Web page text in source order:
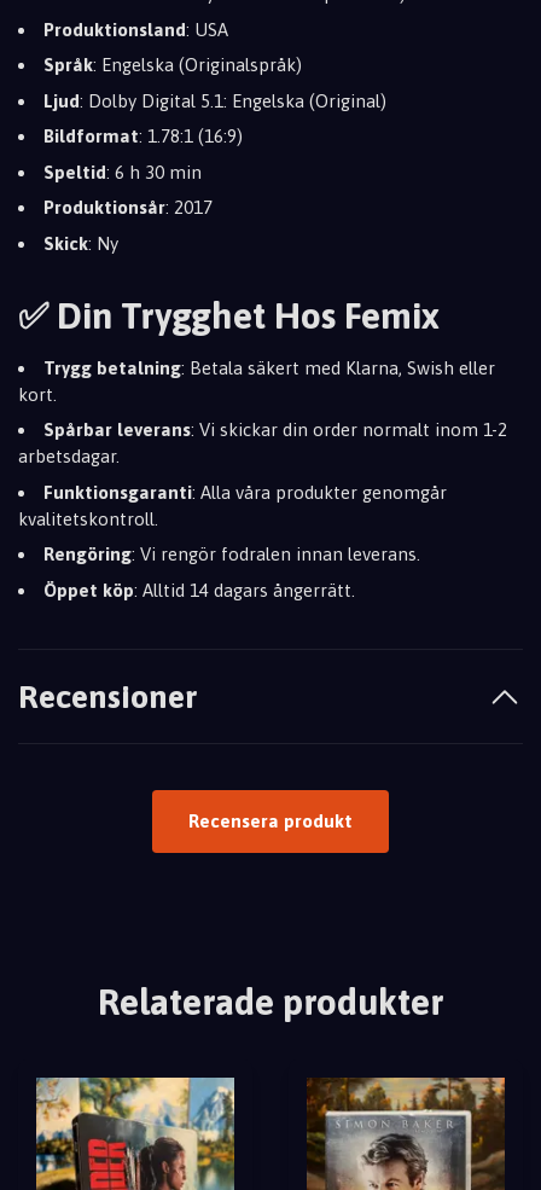
Produktionsland: USA
Språk: Engelska (Originalspråk)
Ljud: Dolby Digital 5.1: Engelska (Original)
Bildformat: 1.78:1 (16:9)
Speltid: 6 h 30 min
Produktionsår: 2017
Skick: Ny
✅ Din Trygghet Hos Femix
Trygg betalning: Betala säkert med Klarna, Swish eller
kort.
Spårbar leverans: Vi skickar din order normalt inom 1-2
arbetsdagar.
Funktionsgaranti: Alla våra produkter genomgår
kvalitetskontroll.
Rengöring: Vi rengör fodralen innan leverans.
Öppet köp: Alltid 14 dagars ångerrätt.
Recensioner
Recensera produkt
Relaterade produkter